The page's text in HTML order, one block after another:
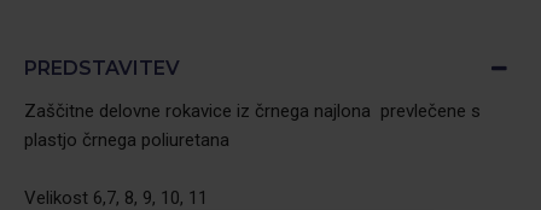
PREDSTAVITEV
Zaščitne delovne rokavice iz črnega najlona prevlečene s
plastjo črnega poliuretana
Velikost 6,7, 8, 9, 10, 11